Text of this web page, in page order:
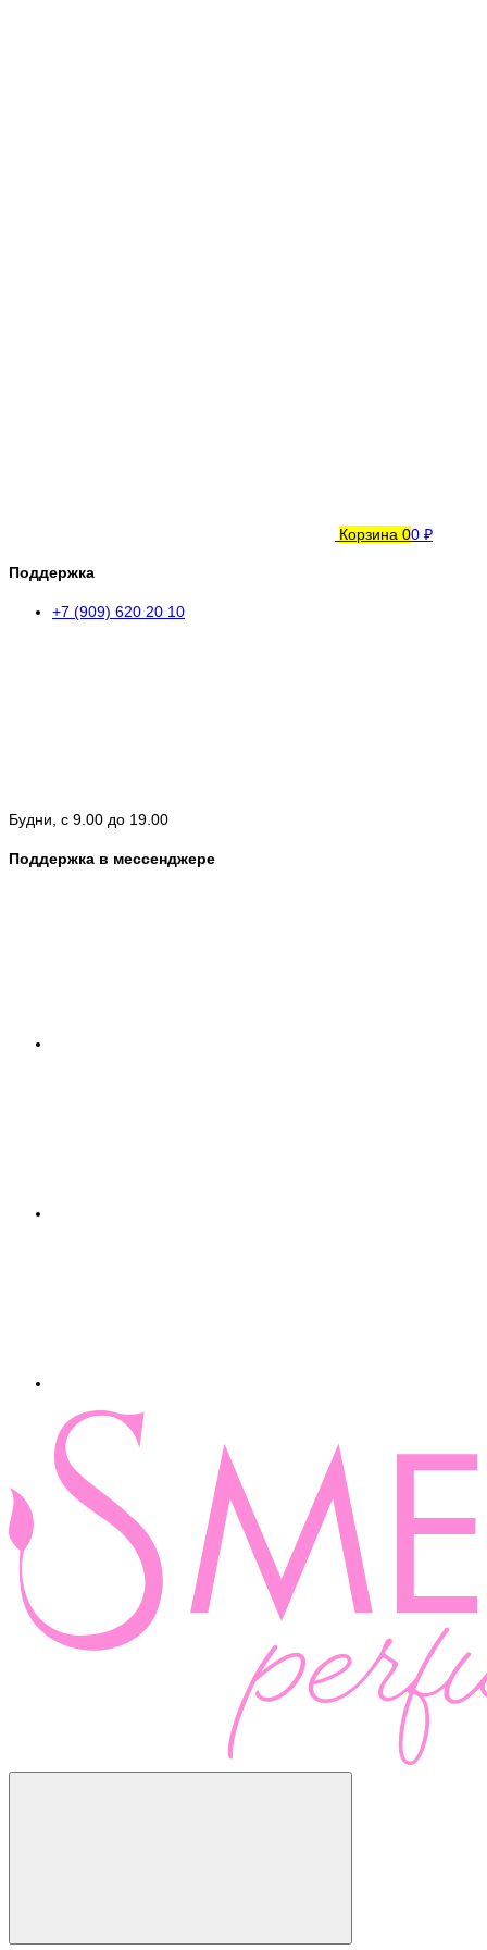
Корзина 00 ₽
Поддержка
+7 (909) 620 20 10
Будни, с 9.00 до 19.00
Поддержка в мессенджере